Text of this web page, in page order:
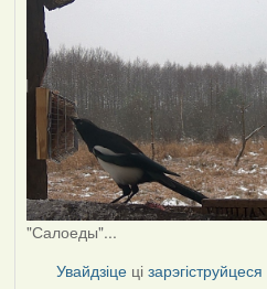
"Салоеды"...
Увайдзіце цізарэгіструйцеся